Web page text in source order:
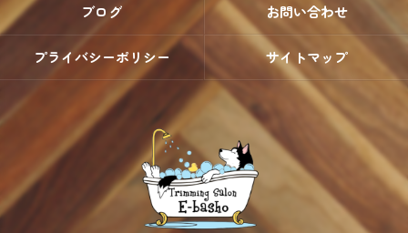
ブログ お問い合わせ
プライバシーポリシー サイトマップ